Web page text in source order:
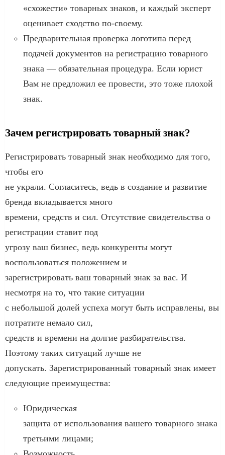
«схожести» товарных знаков, и каждый эксперт
оценивает сходство по-своему.
Предварительная проверка логотипа перед
подачей документов на регистрацию товарного
знака — обязательная процедура. Если юрист
Вам не предложил ее провести, это тоже плохой
знак.
Зачем регистрировать товарный знак?
Регистрировать товарный знак необходимо для того,
чтобы его
не украли. Согласитесь, ведь в создание и развитие
бренда вкладывается много
времени, средств и сил. Отсутствие свидетельства о
регистрации ставит под
угрозу ваш бизнес, ведь конкуренты могут
воспользоваться положением и
зарегистрировать ваш товарный знак за вас. И
несмотря на то, что такие ситуации
с небольшой долей успеха могут быть исправлены, вы
потратите немало сил,
средств и времени на долгие разбирательства.
Поэтому таких ситуаций лучше не
допускать. Зарегистрированный товарный знак имеет
следующие преимущества:
Юридическая
защита от использования вашего товарного знака
третьими лицами;